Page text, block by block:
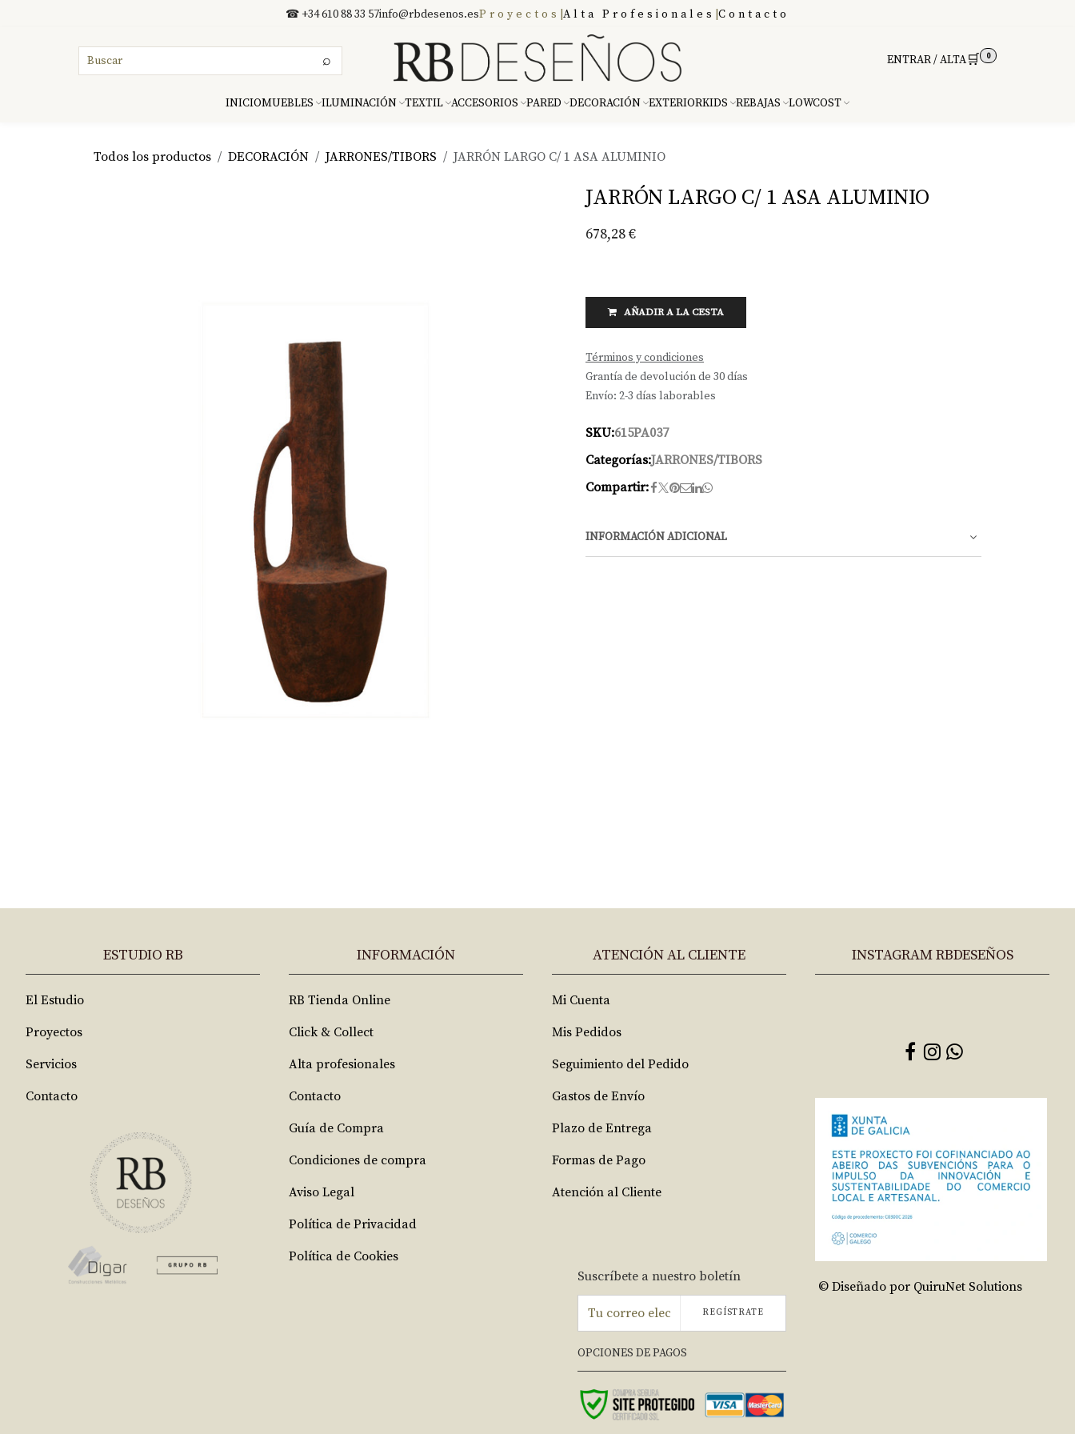
☎ +34 610 88 33 57info@rbdesenos.esProyectos Alta Profesionales Contacto
⌕ ENTRAR / ALTA🛒 0
INICIOMUEBLES ILUMINACIÓN TEXTIL ACCESORIOS PARED DECORACIÓN EXTERIORKIDS REBAJAS LOWCOST
Todos los productos DECORACIÓN JARRONES/TIBORS JARRÓN LARGO C/ 1 ASA ALUMINIO
JARRÓN LARGO C/ 1 ASA ALUMINIO
678,28€
AÑADIR A LA CESTA
Términos y condiciones
Grantía de devolución de 30 días
Envío: 2-3 días laborables
SKU:615PA037
Categorías:JARRONES/TIBORS
Compartir:
INFORMACIÓN ADICIONAL
ESTUDIO RB
El Estudio
Proyectos
Servicios
Contacto
INFORMACIÓN
RB Tienda Online
Click & Collect
Alta profesionales
Contacto
Guía de Compra
Condiciones de compra
Aviso Legal
Política de Privacidad
Política de Cookies
ATENCIÓN AL CLIENTE
Mi Cuenta
Mis Pedidos
Seguimiento del Pedido
Gastos de Envío
Plazo de Entrega
Formas de Pago
Atención al Cliente
Suscríbete a nuestro boletín
REGÍSTRATE
OPCIONES DE PAGOS
INSTAGRAM RBDESEÑOS
© Diseñado por QuiruNet Solutions